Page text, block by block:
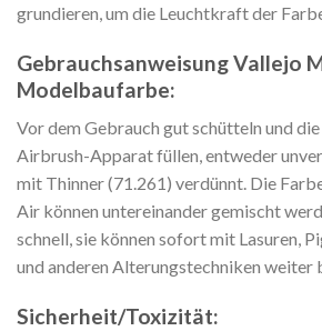
grundieren, um die Leuchtkraft der
Gebrauchsanweisung Vallejo
Modelbaufarbe:
Vor dem Gebrauch gut schütteln und
Airbrush-Apparat füllen, entweder
mit Thinner (71.261) verdünnt. Die
Air können untereinander gemischt
schnell, sie können sofort mit Lasuren,
und anderen Alterungstechniken weiter
Sicherheit/Toxizität: